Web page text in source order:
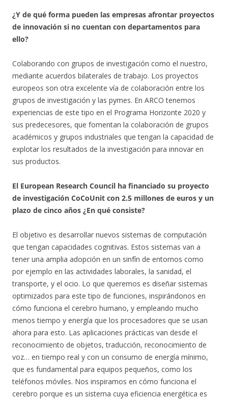
¿Y de qué forma pueden las empresas afrontar proyectos
de innovación si no cuentan con departamentos para
ello?
Colaborando con grupos de investigación como el nuestro,
mediante acuerdos bilaterales de trabajo. Los proyectos
europeos son otra excelente vía de colaboración entre los
grupos de investigación y las pymes. En ARCO tenemos
experiencias de este tipo en el Programa Horizonte 2020 y
sus predecesores, que fomentan la colaboración de grupos
académicos y grupos industriales que tengan la capacidad de
explotar los resultados de la investigación para innovar en
sus productos.
El European Research Council ha financiado su proyecto
de investigación CoCoUnit con 2.5 millones de euros y un
plazo de cinco años ¿En qué consiste?
El objetivo es desarrollar nuevos sistemas de computación
que tengan capacidades cognitivas. Estos sistemas van a
tener una amplia adopción en un sinfín de entornos como
por ejemplo en las actividades laborales, la sanidad, el
transporte, y el ocio. Lo que queremos es diseñar sistemas
optimizados para este tipo de funciones, inspirándonos en
cómo funciona el cerebro humano, y empleando mucho
menos tiempo y energía que los procesadores que se usan
ahora para esto. Las aplicaciones prácticas van desde el
reconocimiento de objetos, traducción, reconocimiento de
voz… en tiempo real y con un consumo de energía mínimo,
que es fundamental para equipos pequeños, como los
teléfonos móviles. Nos inspiramos en cómo funciona el
cerebro porque es un sistema cuya eficiencia energética es